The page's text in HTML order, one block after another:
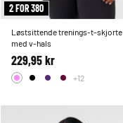
2 FOR 380
Løstsittende trenings-t-skjorte
med v-hals
229,95 kr
+12